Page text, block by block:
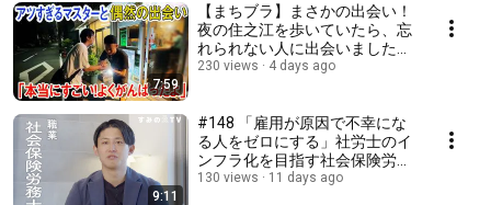
7:59
【まちブラ】まさかの出会い！
夜の住之江を歩いていたら、忘
れられない人に出会いました
#肉バル363 #北加賀屋 #ワイ
230 views 4 days ago
9:11
#148 「雇用が原因で不幸にな
る人をゼロにする」社労士のイ
ンフラ化を目指す社会保険労務
士 #社会保険労務士 #社労
130 views 11 days ago